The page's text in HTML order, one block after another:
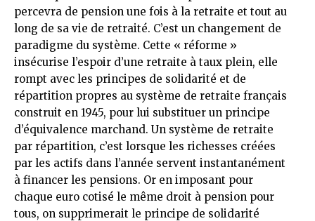
percevra de pension une fois à la retraite et tout au
long de sa vie de retraité. C’est un changement de
paradigme du système. Cette « réforme »
insécurise l’espoir d’une retraite à taux plein, elle
rompt avec les principes de solidarité et de
répartition propres au système de retraite français
construit en 1945, pour lui substituer un principe
d’équivalence marchand. Un système de retraite
par répartition, c’est lorsque les richesses créées
par les actifs dans l’année servent instantanément
à financer les pensions. Or en imposant pour
chaque euro cotisé le même droit à pension pour
tous, on supprimerait le principe de solidarité